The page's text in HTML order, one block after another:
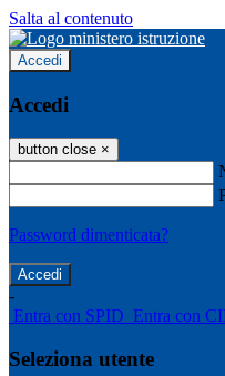
Salta al contenuto
Accedi
Accedi
button close ×
Password dimenticata?
-
Entra con SPID Entra con
Seleziona utente